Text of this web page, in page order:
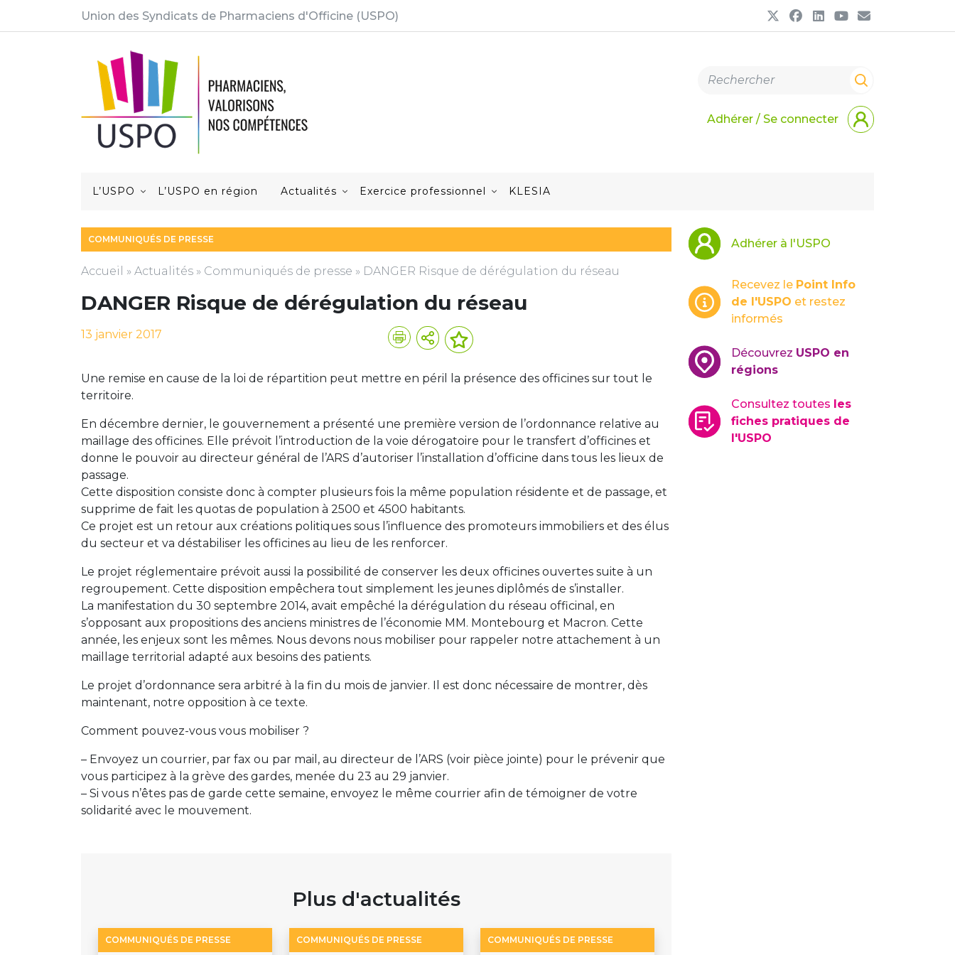
Union des Syndicats de Pharmaciens d'Officine (USPO)
Adhérer / Se connecter
L’USPO L’USPO en région Actualités Exercice professionnel KLESIA
COMMUNIQUÉS DE PRESSE
Accueil » Actualités » Communiqués de presse » DANGER Risque de dérégulation du réseau
DANGER Risque de dérégulation du réseau
13 janvier 2017
Une remise en cause de la loi de répartition peut mettre en péril la présence des officines sur tout le
territoire.
En décembre dernier, le gouvernement a présenté une première version de l’ordonnance relative au
maillage des officines. Elle prévoit l’introduction de la voie dérogatoire pour le transfert d’officines et
donne le pouvoir au directeur général de l’ARS d’autoriser l’installation d’officine dans tous les lieux de
passage.
Cette disposition consiste donc à compter plusieurs fois la même population résidente et de passage, et
supprime de fait les quotas de population à 2500 et 4500 habitants.
Ce projet est un retour aux créations politiques sous l’influence des promoteurs immobiliers et des élus
du secteur et va déstabiliser les officines au lieu de les renforcer.
Le projet réglementaire prévoit aussi la possibilité de conserver les deux officines ouvertes suite à un
regroupement. Cette disposition empêchera tout simplement les jeunes diplômés de s’installer.
La manifestation du 30 septembre 2014, avait empêché la dérégulation du réseau officinal, en
s’opposant aux propositions des anciens ministres de l’économie MM. Montebourg et Macron. Cette
année, les enjeux sont les mêmes. Nous devons nous mobiliser pour rappeler notre attachement à un
maillage territorial adapté aux besoins des patients.
Le projet d’ordonnance sera arbitré à la fin du mois de janvier. Il est donc nécessaire de montrer, dès
maintenant, notre opposition à ce texte.
Comment pouvez-vous vous mobiliser ?
– Envoyez un courrier, par fax ou par mail, au directeur de l’ARS (voir pièce jointe) pour le prévenir que
vous participez à la grève des gardes, menée du 23 au 29 janvier.
– Si vous n’êtes pas de garde cette semaine, envoyez le même courrier afin de témoigner de votre
solidarité avec le mouvement.
Plus d'actualités
COMMUNIQUÉS DE PRESSE COMMUNIQUÉS DE PRESSE COMMUNIQUÉS DE PRESSE
Adhérer à l'USPO
Recevez le Point Info
de l'USPO et restez
informés
Découvrez USPO en
régions
Consultez toutes les
fiches pratiques de
l'USPO